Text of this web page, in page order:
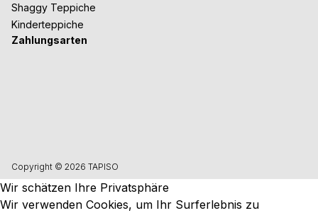
Shaggy Teppiche
Kinderteppiche
Zahlungsarten
Copyright © 2026 TAPISO
Wir schätzen Ihre Privatsphäre
Wir verwenden Cookies, um Ihr Surferlebnis zu